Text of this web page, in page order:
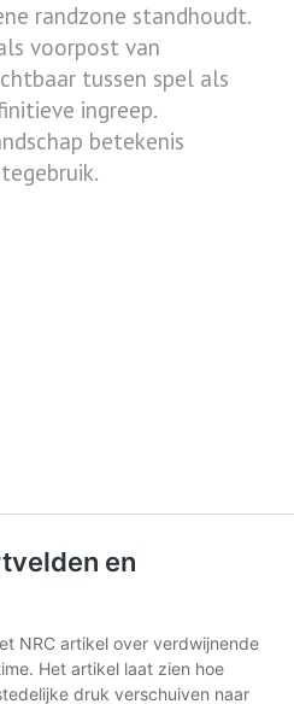
randzone standhoudt.
voorpost van
tussen spel als
ingreep.
betekenis